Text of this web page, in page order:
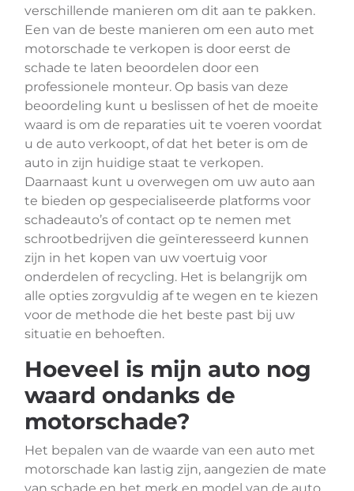
verschillende manieren om dit aan te pakken.
Een van de beste manieren om een auto met
motorschade te verkopen is door eerst de
schade te laten beoordelen door een
professionele monteur. Op basis van deze
beoordeling kunt u beslissen of het de moeite
waard is om de reparaties uit te voeren voordat
u de auto verkoopt, of dat het beter is om de
auto in zijn huidige staat te verkopen.
Daarnaast kunt u overwegen om uw auto aan
te bieden op gespecialiseerde platforms voor
schadeauto’s of contact op te nemen met
schrootbedrijven die geïnteresseerd kunnen
zijn in het kopen van uw voertuig voor
onderdelen of recycling. Het is belangrijk om
alle opties zorgvuldig af te wegen en te kiezen
voor de methode die het beste past bij uw
situatie en behoeften.
Hoeveel is mijn auto nog
waard ondanks de
motorschade?
Het bepalen van de waarde van een auto met
motorschade kan lastig zijn, aangezien de mate